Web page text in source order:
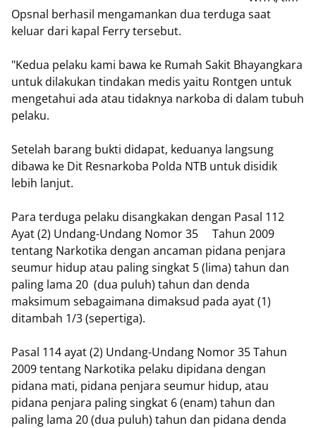
Opsnal berhasil mengamankan dua terduga saat
keluar dari kapal Ferry tersebut.
"Kedua pelaku kami bawa ke Rumah Sakit Bhayangkara
untuk dilakukan tindakan medis yaitu Rontgen untuk
mengetahui ada atau tidaknya narkoba di dalam tubuh
pelaku.
Setelah barang bukti didapat, keduanya langsung
dibawa ke Dit Resnarkoba Polda NTB untuk disidik
lebih lanjut.
Para terduga pelaku disangkakan dengan Pasal 112
Ayat (2) Undang-Undang Nomor 35 Tahun 2009
tentang Narkotika dengan ancaman pidana penjara
seumur hidup atau paling singkat 5 (lima) tahun dan
paling lama 20 (dua puluh) tahun dan denda
maksimum sebagaimana dimaksud pada ayat (1)
ditambah 1/3 (sepertiga).
Pasal 114 ayat (2) Undang-Undang Nomor 35 Tahun
2009 tentang Narkotika pelaku dipidana dengan
pidana mati, pidana penjara seumur hidup, atau
pidana penjara paling singkat 6 (enam) tahun dan
paling lama 20 (dua puluh) tahun dan pidana denda